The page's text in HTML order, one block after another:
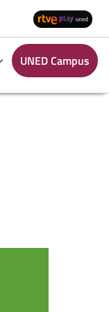
UNED Campus